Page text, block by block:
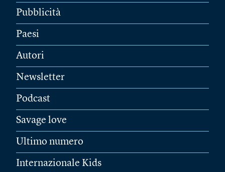
Pubblicità
Paesi
Autori
Newsletter
Podcast
Savage love
Ultimo numero
Internazionale Kids